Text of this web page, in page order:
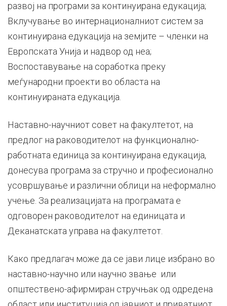
развој на програми за континуирана едукација;
Вклучување во интернационалниот систем за
континуирана едукација на земјите – членки на
Европската Унија и надвор од неа;
Воспоставување на соработка преку
меѓународни проекти во областа на
континуираната едукација.
Наставно-научниот совет на факултетот, на
предлог на раководителот на функционално-
работната единица за континуирана едукација,
донесува програма за стручно и професионално
усовршување и различни облици на неформално
учење. За реализацијата на програмата е
одговорен раководителот на единицата и
Деканатската управа на факултетот.
Како предлагач може да се јави лице избрано во
наставно-научно или научно звање или
општествено-афирмиран стручњак од одредена